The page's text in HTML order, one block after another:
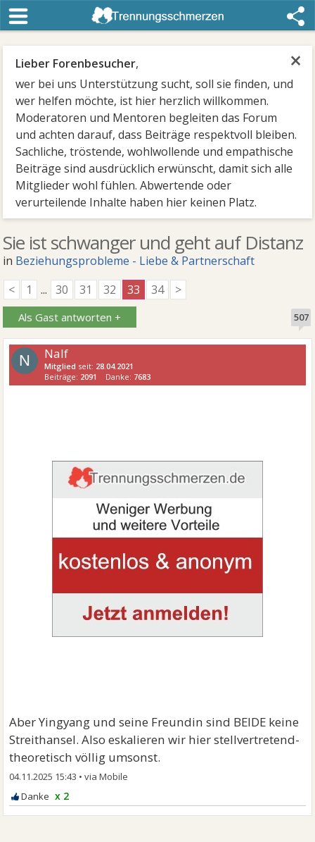
×
Lieber Forenbesucher,
wer bei uns Unterstützung sucht, soll sie finden, und
wer helfen möchte, ist hier herzlich willkommen.
Moderatoren und Mentoren begleiten das Forum
und achten darauf, dass Beiträge respektvoll bleiben.
Sachliche, tröstende, wohlwollende und empathische
Beiträge sind ausdrücklich erwünscht, damit sich alle
Mitglieder wohl fühlen. Abwertende oder
verurteilende Inhalte haben hier keinen Platz.
Sie ist schwanger und geht auf Distanz
in Beziehungsprobleme - Liebe & Partnerschaft
<
1 ... 30 31 32 33 34 >
Als Gast antworten + 507
N Nalf
Mitglied seit: 28.04.2021
Beiträge: 2091 Danke: 7683
Aber Yingyang und seine Freundin sind BEIDE keine
Streithansel. Also eskalieren wir hier stellvertretend-
theoretisch völlig umsonst.
04.11.2025 15:43 •
x 2